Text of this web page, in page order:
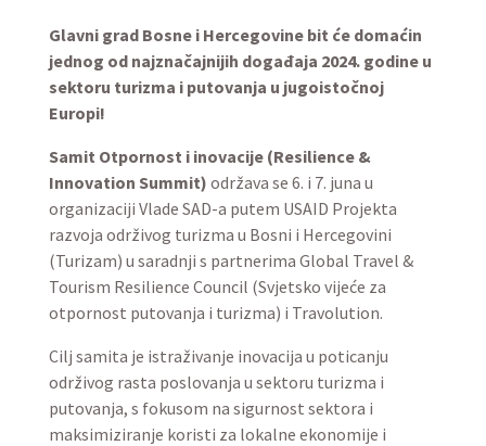
Glavni grad Bosne i Hercegovine bit će domaćin
jednog od najznačajnijih događaja 2024. godine u
sektoru turizma i putovanja u jugoistočnoj
Europi!
Samit Otpornost i inovacije (Resilience &
Innovation Summit) održava se 6. i 7. juna u
organizaciji Vlade SAD-a putem USAID Projekta
razvoja održivog turizma u Bosni i Hercegovini
(Turizam) u saradnji s partnerima Global Travel &
Tourism Resilience Council (Svjetsko vijeće za
otpornost putovanja i turizma) i Travolution.
Cilj samita je istraživanje inovacija u poticanju
održivog rasta poslovanja u sektoru turizma i
putovanja, s fokusom na sigurnost sektora i
maksimiziranje koristi za lokalne ekonomije i